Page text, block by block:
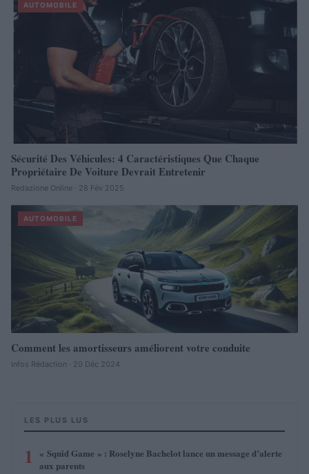
AUTOMOBILE
Sécurité Des Véhicules: 4 Caractéristiques Que Chaque
Propriétaire De Voiture Devrait Entretenir
Redazione Online · 28 Fév 2025
AUTOMOBILE
Comment les amortisseurs améliorent votre conduite
Infos Rédaction · 20 Déc 2024
LES PLUS LUS
1
« Squid Game » : Roselyne Bachelot lance un message d’alerte
aux parents